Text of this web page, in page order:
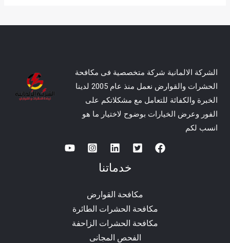
الشركة الالمانية شركة متخصصية فى مكافحة
الحشرات والقوارض نعمل منذ عام 2005 لدينا
الخبرة والكفائة للتعامل مع مشكلاتكم على
الفور وعرض الخيارات بوضوح لاختيار ما هو
انسب لكم
خدماتنا
مكافحة القوارض
مكافحة الحشرات الطائرة
مكافحة الحشرات الزاحفة
الفحص المجانى